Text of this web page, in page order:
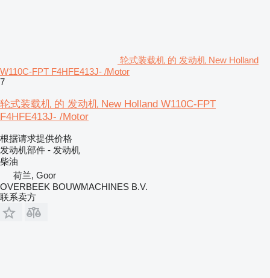
轮式装载机 的 发动机 New Holland
W110C-FPT F4HFE413J- /Motor
7
轮式装载机 的 发动机 New Holland W110C-FPT
F4HFE413J- /Motor
根据请求提供价格
发动机部件 - 发动机
柴油
荷兰, Goor
OVERBEEK BOUWMACHINES B.V.
联系卖方